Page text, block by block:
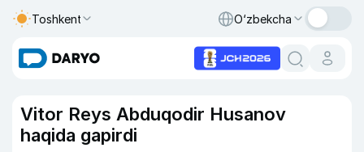
Toshkent O‘zbekcha
Vitor Reys Abduqodir Husanov
haqida gapirdi